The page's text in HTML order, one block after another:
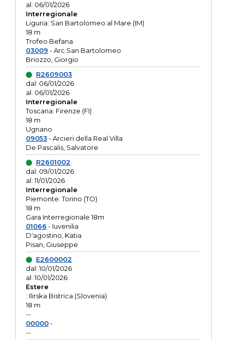
al: 06/01/2026
Interregionale
Liguria: San Bartolomeo al Mare (IM)
18 m
Trofeo Befana
03009 - Arc.San Bartolomeo
Briozzo, Giorgio
R2609003
dal: 06/01/2026
al: 06/01/2026
Interregionale
Toscana: Firenze (FI)
18 m
Ugnano
09053- Arcieri della Real Villa
De Pascalis, Salvatore
R2601002
dal: 09/01/2026
al: 11/01/2026
Interregionale
Piemonte: Torino (TO)
18 m
Gara Interregionale 18m
01066 - Iuvenilia
D'agostino, Katia
Pisan, Giuseppe
E2600002
dal: 10/01/2026
al: 10/01/2026
Estere
: Ilirska Bistrica (Slovenia)
18 m
--
00000-
--